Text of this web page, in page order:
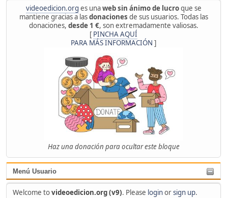
videoedicion.org es unaweb sin ánimo de lucroque se
mantiene gracias a lasdonaciones de sus usuarios. Todas las
donaciones, desde 1 €, son extremadamente valiosas.
[ PINCHA AQUÍ
PARA MÁS INFORMACIÓN ]
Haz una donación para ocultar este bloque
Menú Usuario
Welcome tovideoedicion.org (v9). Please loginorsign up.